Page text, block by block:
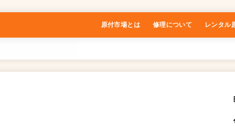
原付市場とは 修理について レンタル